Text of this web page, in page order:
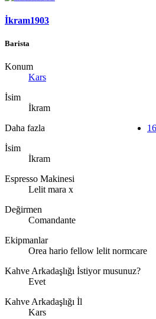
İkram1903
Barista
Konum
Kars
İsim
İkram
Daha fazla
İsim
İkram
Espresso Makinesi
Lelit mara x
Değirmen
Comandante
Ekipmanlar
Orea hario fellow lelit normcare
Kahve Arkadaşlığı İstiyor musunuz?
Evet
Kahve Arkadaşlığı İl
Kars